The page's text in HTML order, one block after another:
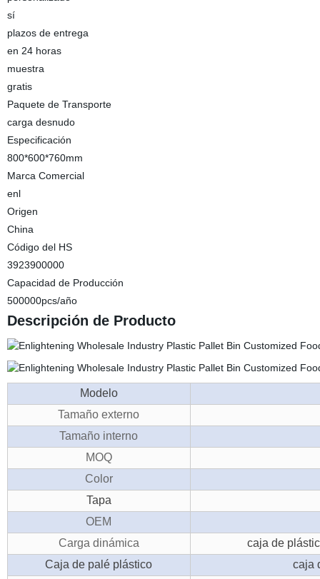
sí
plazos de entrega
en 24 horas
muestra
gratis
Paquete de Transporte
carga desnudo
Especificación
800*600*760mm
Marca Comercial
enl
Origen
China
Código del HS
3923900000
Capacidad de Producción
500000pcs/año
Descripción de Producto
Modelo
Tamaño externo
Tamaño interno
MOQ
Color
Tapa
OEM
Carga dinámica
caja de
Caja de palé plástico
caja